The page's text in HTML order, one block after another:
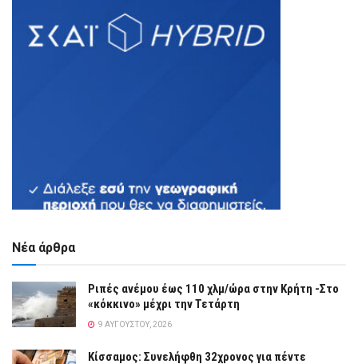
Νέα άρθρα
Ριπές ανέμου έως 110 χλμ/ώρα στην Κρήτη -Στο
«κόκκινο» μέχρι την Τετάρτη
9 ΑΥΓΟΎΣΤΟΥ, 2026
Κίσσαμος: Συνελήφθη 32χρονος για πέντε